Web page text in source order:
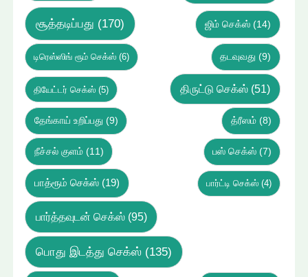
சூத்தடிப்பது (170) ஜிம் செக்ஸ் (14)
டிரெஸ்ஸிங் ரூம் செக்ஸ் (6) தடவுவது (9)
தியேட்டர் செக்ஸ் (5) திருட்டு செக்ஸ்(51)
தேங்காய் உறிப்பது (9) த்ரீஸம்(8)
நீச்சல் குளம்(11) பஸ் செக்ஸ்(7)
பாத்ரூம் செக்ஸ் (19) பார்ட்டி செக்ஸ் (4)
பார்த்தவுடன் செக்ஸ்(95)
பொது இடத்து செக்ஸ் (135)